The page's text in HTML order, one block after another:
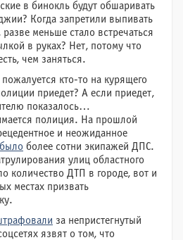
в бинокль будут обшаривать
Когда запретили выпивать
меньше стало встречаться
в руках? Нет, потому что
чем заняться.
кто-то на курящего
приедет? А если приедет,
показалось…
полиция. На прошлой
и неожиданное
более сотни экипажей ДПС.
улиц областного
количество ДТП в городе, вот и
местах призвать
за непристегнутый
язвят о том, что